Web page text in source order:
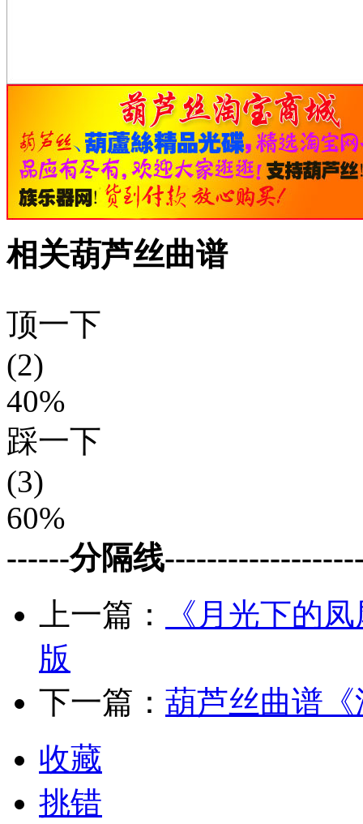
相关葫芦丝曲谱
顶一下
(2)
40%
踩一下
(3)
60%
------分隔线
上一篇：
《月光下的
版
下一篇： 葫芦丝曲谱
收藏
挑错